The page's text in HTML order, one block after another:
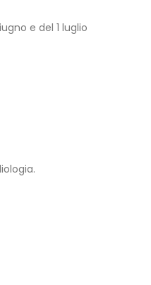
e del 1 luglio